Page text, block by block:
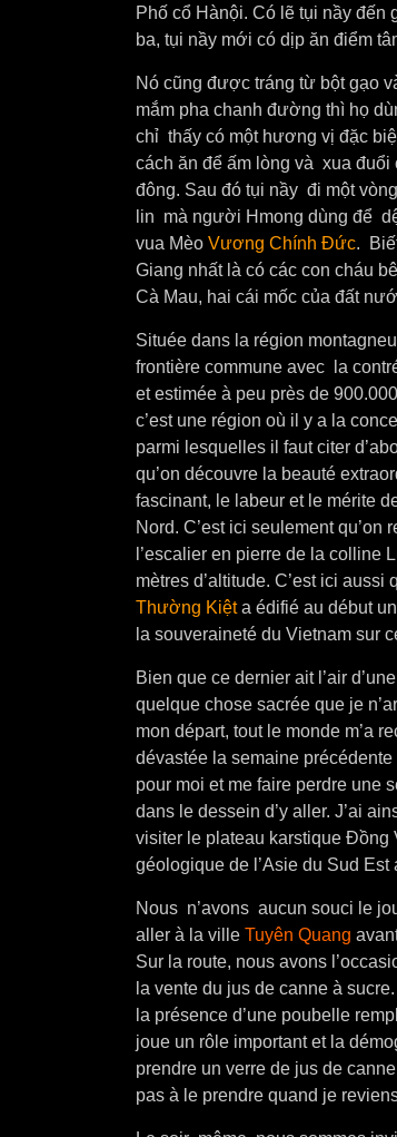
Phố cổ Hànội. Có lẽ tụi nầy đến
ba, tụi nầy mới có dịp ăn điểm
Nó cũng được tráng từ bột gạo
mắm pha chanh đường thì họ
chỉ thấy có một hương vị đặc
cách ăn để ấm lòng và xua
đông. Sau đó tụi nầy đi một
lin mà người Hmong dùng để
vua Mèo Vương Chính Đức.
Giang nhất là có các con cháu
Cà Mau, hai cái mốc của đất
Située dans la région
frontière commune avec la
et estimée à peu près de
c’est une région où il y a la
parmi lesquelles il faut citer
qu’on découvre la beauté
fascinant, le labeur et le mérite
Nord. C’est ici seulement
l’escalier en pierre de la colline
mètres d’altitude. C’est ici
Thường Kiệta édifié au début
la souveraineté du Vietnam sur
Bien que ce dernier ait l’air
quelque chose sacrée que je
mon départ, tout le monde m’a
dévastée la semaine précédente
pour moi et me faire perdre une
dans le dessein d’y aller. J’ai
visiter le plateau karstique
géologique de l’Asie du Sud
Nous n’avons aucun souci le
aller à la ville Tuyên Quang
Sur la route, nous avons
la vente du jus de canne à
la présence d’une poubelle
joue un rôle important et la
prendre un verre de jus de
pas à le prendre quand je